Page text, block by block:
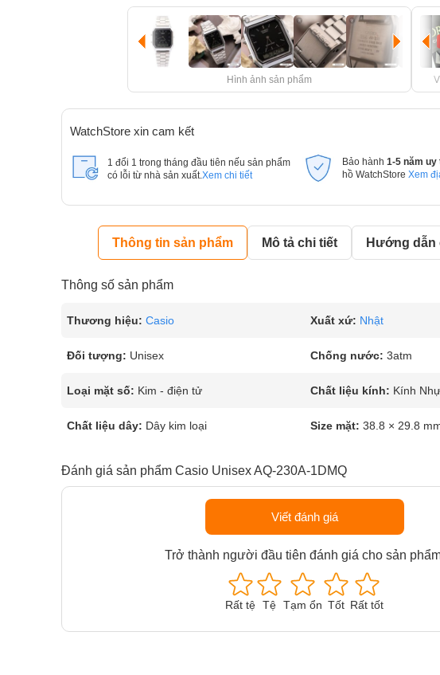
Hình ảnh sản phẩm
WatchStore xin cam kết
1 đổi 1 trong tháng đầu tiên nếu sản phẩm
có lỗi từ nhà sản xuất. Xem chi tiết
Bảo hành 1-5 năm uy
hồ WatchStore Xem
Thông tin sản phẩm Mô tả chi tiết Hướng dẫn
Thông số sản phẩm
Thương hiệu: Casio Xuất xứ: Nhật
Đối tượng: Unisex Chống nước: 3atm
Loại mặt số: Kim - điện tử Chất liệu kính: Kính
Chất liệu dây: Dây kim loại Size mặt: 38.8 × 29.8
Đánh giá sản phẩm Casio Unisex AQ-230A-1DMQ
Viết đánh giá
Trở thành người đầu tiên đánh giá cho sản
Rất tệ Tệ Tạm ổn Tốt Rất tốt